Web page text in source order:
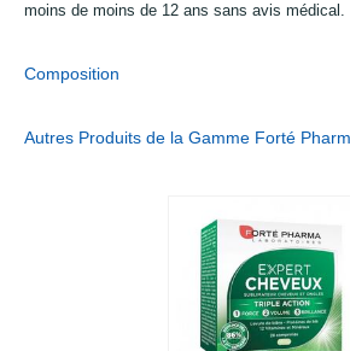
moins de moins de 12 ans sans avis médical.
Composition
Autres Produits de la Gamme Forté